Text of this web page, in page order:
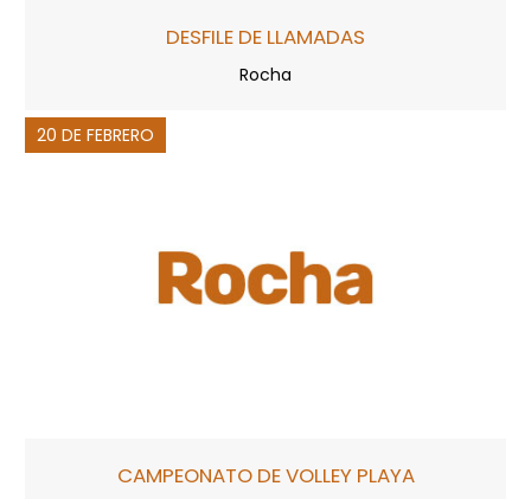
DESFILE DE LLAMADAS
Rocha
20 DE FEBRERO
CAMPEONATO DE VOLLEY PLAYA